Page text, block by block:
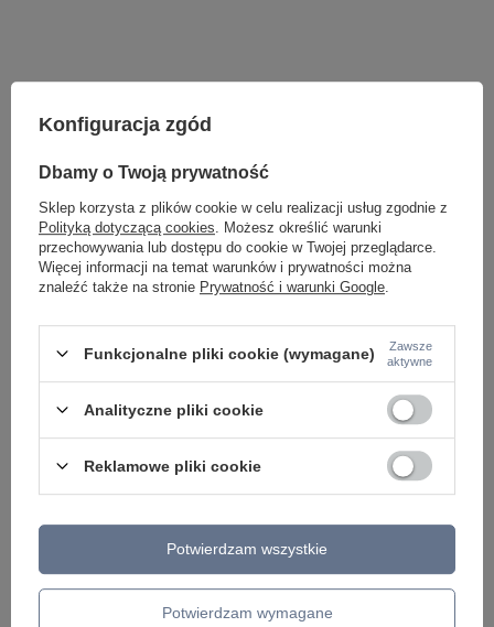
Potrzebujesz pomocy? Masz pytania lub
szybko i przygotujemy indywidualną ofertę
Napisz do nas
Model znajdziesz w kategoriach
Napisz swoją opinię
Twoja ocena:
Konfiguracja zgód
Dbamy o Twoją prywatność
Sklep korzysta z plików cookie w celu realizacji usług zgodnie z
Polityką dotyczącą cookies . Możesz określić warunki
przechowywania lub dostępu do cookie w Twojej przeglądarce.
Więcej informacji na temat warunków i prywatności można
znaleźć także na stronie Prywatność i warunki Google
Funkcjonalne pliki cookie (wymagane)
Zawsze
aktywne
Analityczne pliki cookie
Reklamowe pliki cookie
Potwierdzam wymagane
Potwierdzam wszystkie